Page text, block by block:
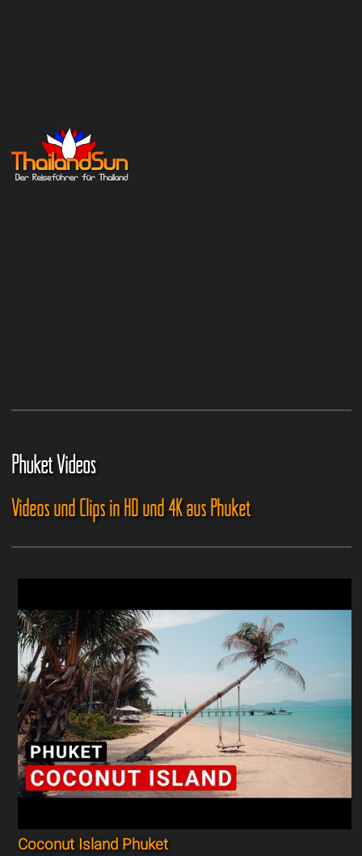
Phuket Videos
Videos und Clips in HD und 4K aus Phuket
Coconut Island Phuket